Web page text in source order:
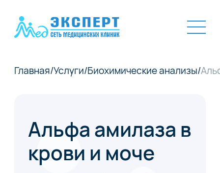
Главная/Услуги/Биохимические анализы/
Альфа амилаза в
крови и моче